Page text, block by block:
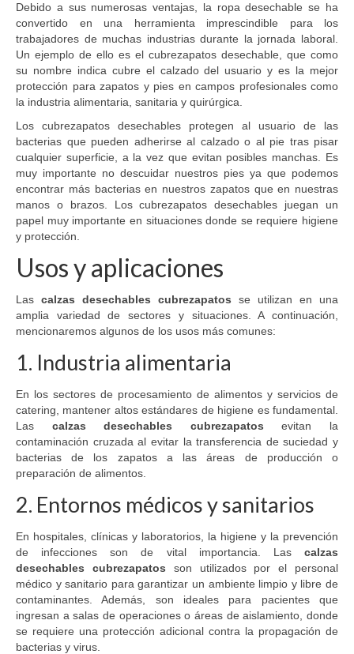
Debido a sus numerosas ventajas, la ropa desechable se ha
convertido en una herramienta imprescindible para los
trabajadores de muchas industrias durante la jornada laboral.
Un ejemplo de ello es el cubrezapatos desechable, que como
su nombre indica cubre el calzado del usuario y es la mejor
protección para zapatos y pies en campos profesionales como
la industria alimentaria, sanitaria y quirúrgica.
Los cubrezapatos desechables protegen al usuario de las
bacterias que pueden adherirse al calzado o al pie tras pisar
cualquier superficie, a la vez que evitan posibles manchas. Es
muy importante no descuidar nuestros pies ya que podemos
encontrar más bacterias en nuestros zapatos que en nuestras
manos o brazos. Los cubrezapatos desechables juegan un
papel muy importante en situaciones donde se requiere higiene
y protección.
Usos y aplicaciones
Las calzas desechables cubrezapatos se utilizan en una
amplia variedad de sectores y situaciones. A continuación,
mencionaremos algunos de los usos más comunes:
1. Industria alimentaria
En los sectores de procesamiento de alimentos y servicios de
catering, mantener altos estándares de higiene es fundamental.
Las calzas desechables cubrezapatos evitan la
contaminación cruzada al evitar la transferencia de suciedad y
bacterias de los zapatos a las áreas de producción o
preparación de alimentos.
2. Entornos médicos y sanitarios
En hospitales, clínicas y laboratorios, la higiene y la prevención
de infecciones son de vital importancia. Las calzas
desechables cubrezapatos son utilizados por el personal
médico y sanitario para garantizar un ambiente limpio y libre de
contaminantes. Además, son ideales para pacientes que
ingresan a salas de operaciones o áreas de aislamiento, donde
se requiere una protección adicional contra la propagación de
bacterias y virus.